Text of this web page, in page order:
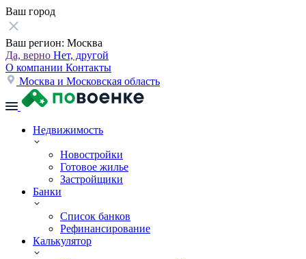
Ваш город
Ваш регион: Москва
Да, верно Нет, другой
О компании Контакты
Москва и Московская область
Недвижимость
Новостройки
Готовое жилье
Застройщики
Банки
Список банков
Рефинансирование
Калькулятор